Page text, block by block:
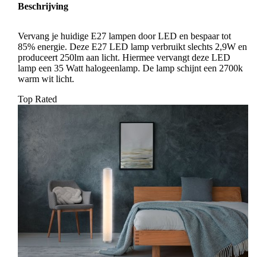
Beschrijving
Vervang je huidige E27 lampen door LED en bespaar tot
85% energie. Deze E27 LED lamp verbruikt slechts 2,9W en
produceert 250lm aan licht. Hiermee vervangt deze LED
lamp een 35 Watt halogeenlamp. De lamp schijnt een 2700k
warm wit licht.
Top Rated